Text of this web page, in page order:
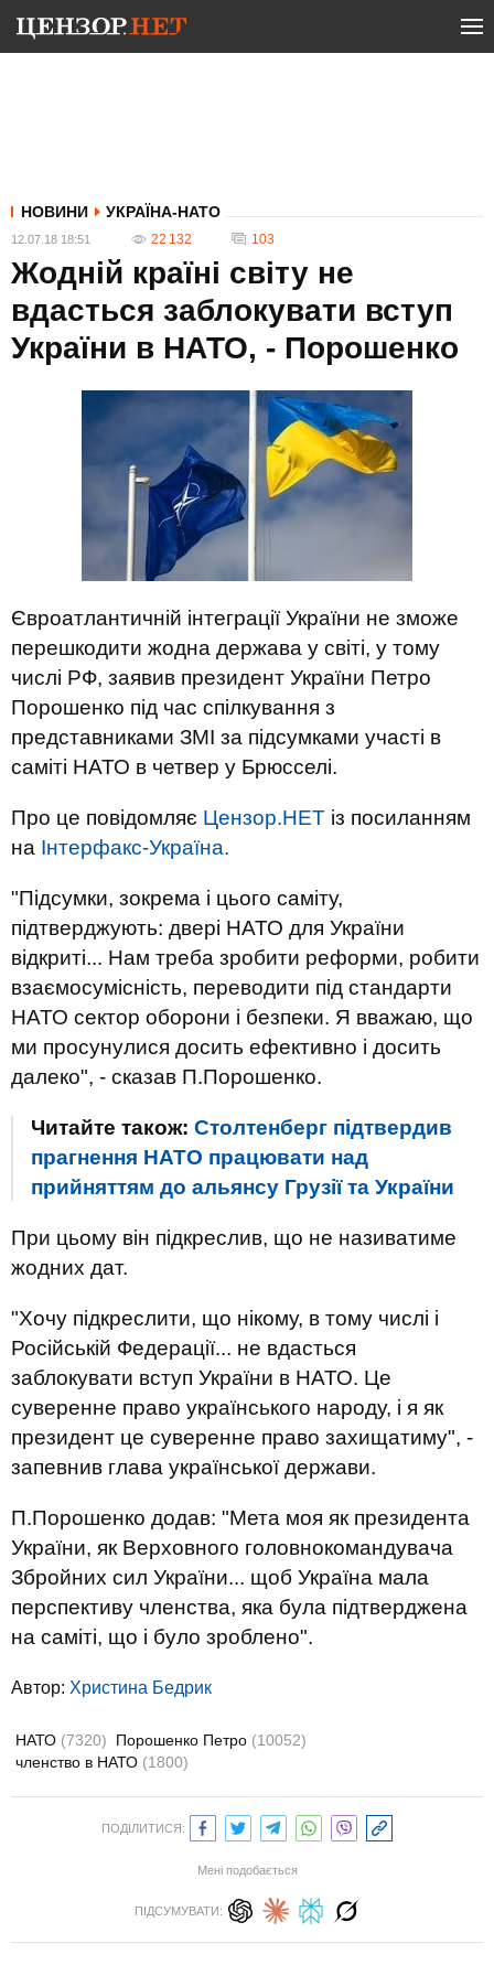
НОВИНИ УКРАЇНА-НАТО
12.07.18 18:51 22 132 103
Жодній країні світу не
вдасться заблокувати вступ
України в НАТО, - Порошенко
Євроатлантичній інтеграції України не зможе
перешкодити жодна держава у світі, у тому
числі РФ, заявив президент України Петро
Порошенко під час спілкування з
представниками ЗМІ за підсумками участі в
саміті НАТО в четвер у Брюсселі.
Про це повідомляє Цензор.НЕТ із посиланням
на Інтерфакс-Україна.
"Підсумки, зокрема і цього саміту,
підтверджують: двері НАТО для України
відкриті... Нам треба зробити реформи, робити
взаємосумісність, переводити під стандарти
НАТО сектор оборони і безпеки. Я вважаю, що
ми просунулися досить ефективно і досить
далеко", - сказав П.Порошенко.
Читайте також: Столтенберг підтвердив
прагнення НАТО працювати над
прийняттям до альянсу Грузії та України
При цьому він підкреслив, що не називатиме
жодних дат.
"Хочу підкреслити, що нікому, в тому числі і
Російській Федерації... не вдасться
заблокувати вступ України в НАТО. Це
суверенне право українського народу, і я як
президент це суверенне право захищатиму", -
запевнив глава української держави.
П.Порошенко додав: "Мета моя як президента
України, як Верховного головнокомандувача
Збройних сил України... щоб Україна мала
перспективу членства, яка була підтверджена
на саміті, що і було зроблено".
Автор: Христина Бедрик
НАТО (7320) Порошенко Петро (10052)
членство в НАТО (1800)
ПОДІЛИТИСЯ:
Мені подобається
ПІДСУМУВАТИ: